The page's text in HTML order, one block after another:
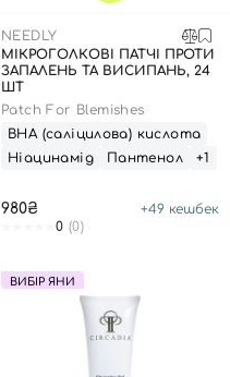
NEEDLY
МІКРОГОЛКОВІ ПАТЧІ ПРОТИ
ЗАПАЛЕНЬ ТА ВИСИПАНЬ, 24
ШТ
Patch For Blemishes
ВНА (саліцилова) кислота
Ніацинамід
Пантенол +1
980₴ +49 кешбек
0 (0)
ВИБІР ЯНИ